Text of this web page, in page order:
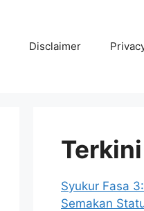
Disclaimer
Terkini
Syukur Fasa
Semakan